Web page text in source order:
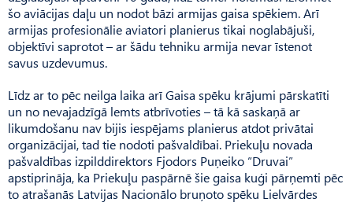
šo aviācijas daļu un nodot bāzi armijas gaisa spēkiem. Arī
armijas profesionālie aviatori planierus tikai noglabājuši,
objektīvi saprotot – ar šādu tehniku armija nevar īstenot
savus uzdevumus.
Līdz ar to pēc neilga laika arī Gaisa spēku krājumi pārskatīti
un no nevajadzīgā lemts atbrīvoties – tā kā saskaņā ar
likumdošanu nav bijis iespējams planierus atdot privātai
organizācijai, tad tie nodoti pašvaldībai. Priekuļu novada
pašvaldības izpilddirektors Fjo­dors Puņeiko “Druvai”
apstiprināja, ka Priekuļu paspārnē šie gaisa kuģi pārņemti pēc
to atrašanās Latvijas Nacionālo bruņoto spēku Lielvārdes